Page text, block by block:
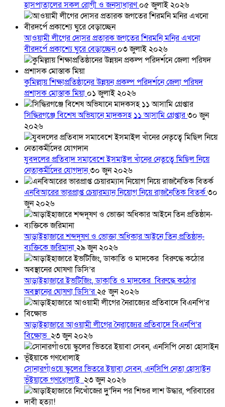
হাসপাতালের সকল রোগী ও জনসাধারণ০৫ জুলাই ২০২৬
আওয়ামী লীগের দোসর প্রতারক জগতের শিরমনি মনির এখনো
বীরদর্পে প্রকাশ্যে ঘুরে বেড়াচ্ছেন০৩ জুলাই ২০২৬
কুমিল্লায় শিক্ষাপ্রতিষ্ঠানের উন্নয়ন প্রকল্প পরিদর্শনে জেলা পরিষদ
প্রশাসক মোস্তাক মিয়া ০১ জুলাই ২০২৬
সিদ্ধিরগঞ্জে বিশেষ অভিযানে মাদকসহ ১১ আসামি গ্রেপ্তার৩০ জুন
২০২৬
যুবদলের প্রতিবাদ সমাবেশে ইসমাইল খাঁনের নেতৃত্বে মিছিল নিয়ে
নেতাকর্মীদের যোগদান৩০ জুন ২০২৬
এনবিআরের ভারপ্রাপ্ত চেয়ারম্যান নিয়োগ নিয়ে রাজনৈতিক বিতর্ক৩০
জুন ২০২৬
আড়াইহাজারে শব্দদূষণ ও ভোক্তা অধিকার আইনে তিন প্রতিষ্ঠান-
ব্যক্তিকে জরিমানা২৯ জুন ২০২৬
আড়াইহাজারে ইভটিজিং, ডাকাতি ও মাদকের বিরুদ্ধে কঠোর
অবস্থানের ঘোষণা ডিসি’র২৫ জুন ২০২৬
আড়াইহাজারে আওয়ামী লীগের নৈরাজ্যের প্রতিবাদে বিএনপি’র
বিক্ষোভ ২৩ জুন ২০২৬
সোনারগাঁওয়ে স্কুলের ভিতরে ইয়াবা সেবন, এনসিপি নেতা হোসাইন
ভূঁইয়াকে গণধোলাই ২৩ জুন ২০২৬